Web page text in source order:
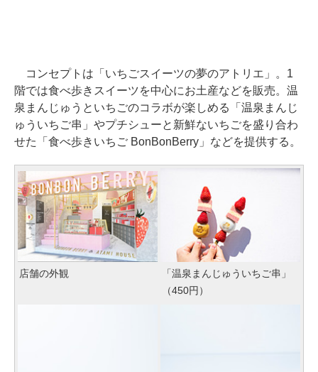
コンセプトは「いちごスイーツの夢のアトリエ」。1
階では食べ歩きスイーツを中心にお土産などを販売。温
泉まんじゅうといちごのコラボが楽しめる「温泉まんじ
ゅういちご串」やプチシューと新鮮ないちごを盛り合わ
せた「食べ歩きいちご BonBonBerry」などを提供する。
店舗の外観
「温泉まんじゅういちご串」
（450円）